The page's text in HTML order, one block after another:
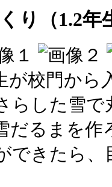
り（1.2年
校門から
らした雪
だるまを
できたら